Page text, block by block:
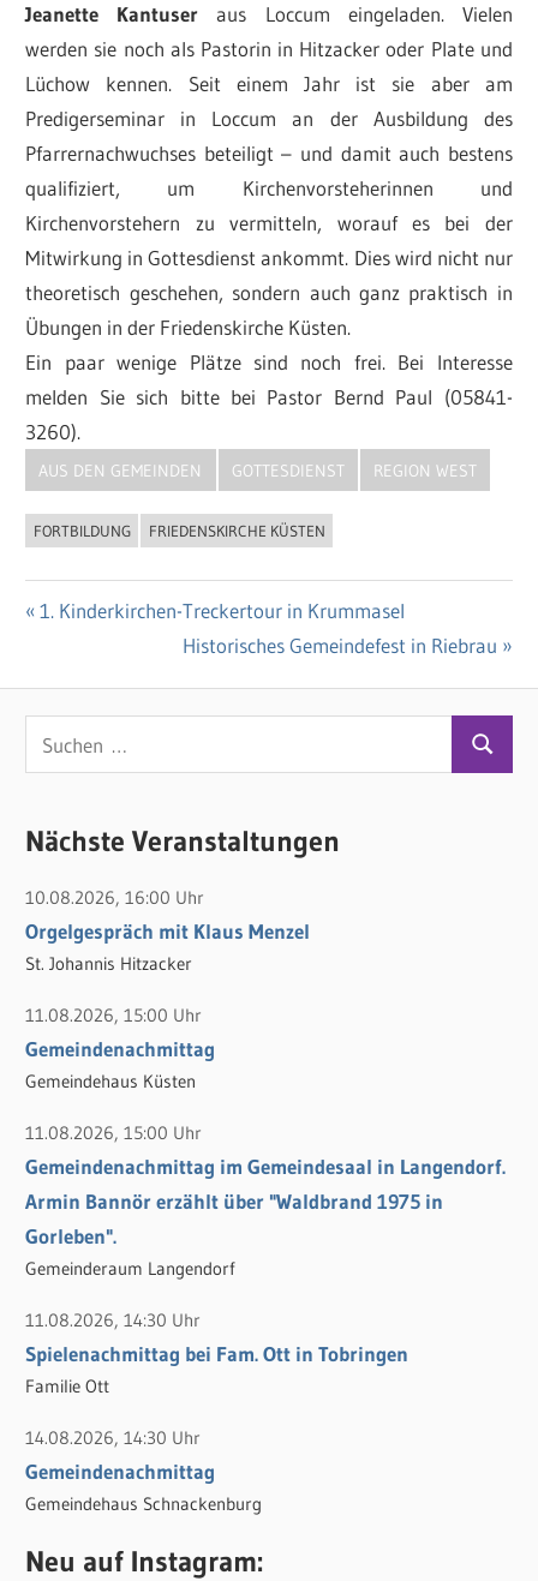
Jeanette Kantuser aus Loccum eingeladen. Vielen
werden sie noch als Pastorin in Hitzacker oder Plate und
Lüchow kennen. Seit einem Jahr ist sie aber am
Predigerseminar in Loccum an der Ausbildung des
Pfarrernachwuchses beteiligt – und damit auch bestens
qualifiziert, um Kirchenvorsteherinnen und
Kirchenvorstehern zu vermitteln, worauf es bei der
Mitwirkung in Gottesdienst ankommt. Dies wird nicht nur
theoretisch geschehen, sondern auch ganz praktisch in
Übungen in der Friedenskirche Küsten.
Ein paar wenige Plätze sind noch frei. Bei Interesse
melden Sie sich bitte bei Pastor Bernd Paul (05841-
3260).
AUS DEN GEMEINDEN GOTTESDIENST REGION WEST
FORTBILDUNG FRIEDENSKIRCHE KÜSTEN
Beitragsnavigation
Vorheriger
1. Kinderkirchen-Treckertour in Krummasel
Nächster
Historisches Gemeindefest in Riebrau
u
h
n
n
a
c
h
:
Nächste Veranstaltungen
10.08.2026, 16:00 Uhr
Orgelgespräch mit Klaus Menzel
St. Johannis Hitzacker
11.08.2026, 15:00 Uhr
Gemeindenachmittag
Gemeindehaus Küsten
11.08.2026, 15:00 Uhr
Gemeindenachmittag im Gemeindesaal in Langendorf.
Armin Bannör erzählt über "Waldbrand 1975 in
Gorleben".
Gemeinderaum Langendorf
11.08.2026, 14:30 Uhr
Spielenachmittag bei Fam. Ott in Tobringen
Familie Ott
14.08.2026, 14:30 Uhr
Gemeindenachmittag
Gemeindehaus Schnackenburg
Neu auf Instagram: